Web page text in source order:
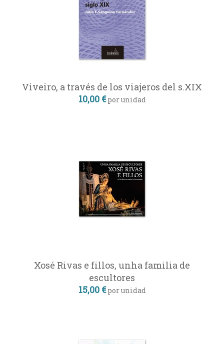
Viveiro, a través de los viajeros del s.XIX
10,00 € por unidad
Xosé Rivas e fillos, unha familia de
escultores
15,00 € por unidad